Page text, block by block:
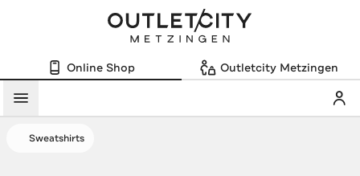
Online Shop Outletcity Metzingen
Menü
Sweatshirts